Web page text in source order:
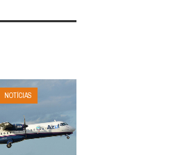
NOTÍCIAS